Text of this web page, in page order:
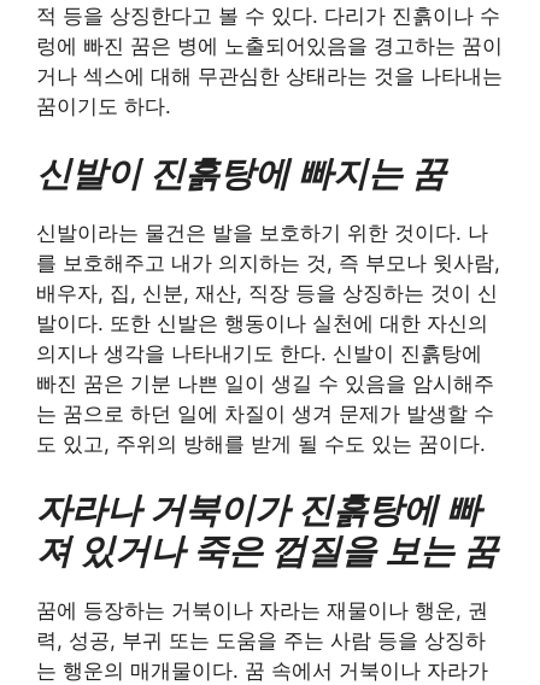
적 등을 상징한다고 볼 수 있다. 다리가 진흙이나 수
렁에 빠진 꿈은 병에 노출되어있음을 경고하는 꿈이
거나 섹스에 대해 무관심한 상태라는 것을 나타내는
꿈이기도 하다.
신발이 진흙탕에 빠지는 꿈
신발이라는 물건은 발을 보호하기 위한 것이다. 나
를 보호해주고 내가 의지하는 것, 즉 부모나 윗사람,
배우자, 집, 신분, 재산, 직장 등을 상징하는 것이 신
발이다. 또한 신발은 행동이나 실천에 대한 자신의
의지나 생각을 나타내기도 한다. 신발이 진흙탕에
빠진 꿈은 기분 나쁜 일이 생길 수 있음을 암시해주
는 꿈으로 하던 일에 차질이 생겨 문제가 발생할 수
도 있고, 주위의 방해를 받게 될 수도 있는 꿈이다.
자라나 거북이가 진흙탕에 빠
져 있거나 죽은 껍질을 보는 꿈
꿈에 등장하는 거북이나 자라는 재물이나 행운, 권
력, 성공, 부귀 또는 도움을 주는 사람 등을 상징하
는 행운의 매개물이다. 꿈 속에서 거북이나 자라가